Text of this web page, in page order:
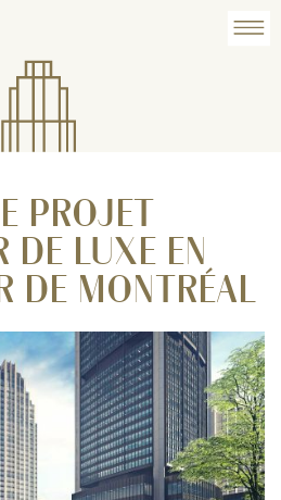
PROJET
LUXE EN
DE MONTRÉAL